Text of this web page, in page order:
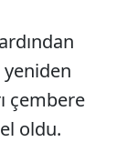
yeniden
çembere
oldu.